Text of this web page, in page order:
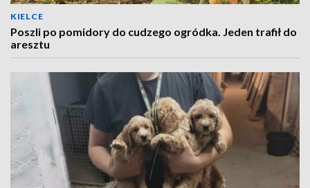
KIELCE
Poszli po pomidory do cudzego ogródka. Jeden trafił do
aresztu